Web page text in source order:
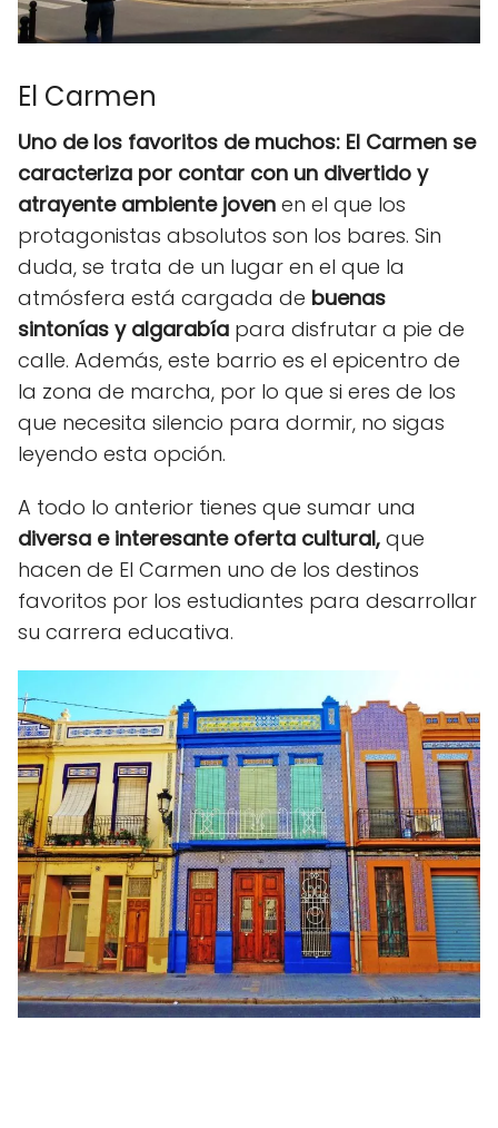
El Carmen
Uno de los favoritos de muchos: El Carmen se
caracteriza por contar con un divertido y
atrayente ambiente joven en el que los
protagonistas absolutos son los bares. Sin
duda, se trata de un lugar en el que la
atmósfera está cargada de buenas
sintonías y algarabía para disfrutar a pie de
calle. Además, este barrio es el epicentro de
la zona de marcha, por lo que si eres de los
que necesita silencio para dormir, no sigas
leyendo esta opción.
A todo lo anterior tienes que sumar una
diversa e interesante oferta cultural, que
hacen de El Carmen uno de los destinos
favoritos por los estudiantes para desarrollar
su carrera educativa.